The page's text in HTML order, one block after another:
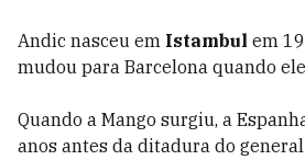
Andic nasceu em Istambul em
mudou para Barcelona quando
Quando a Mango surgiu, a
anos antes da ditadura do general